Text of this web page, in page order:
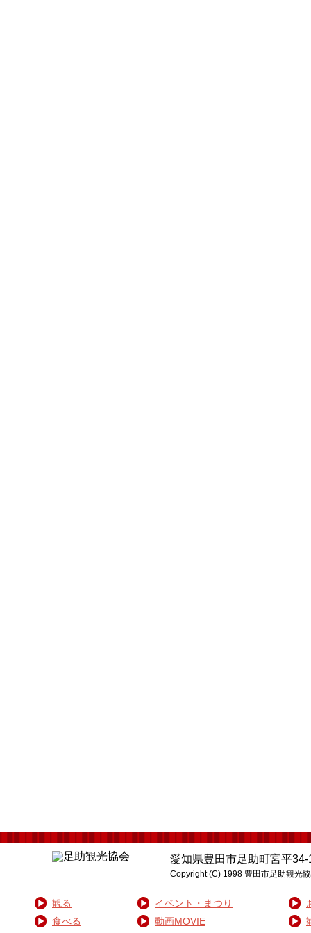
愛知県豊田市足助町宮平
Copyright (C) 1998 豊田市足助観光
観る
食べる
イベント・まつり
動画MOVIE